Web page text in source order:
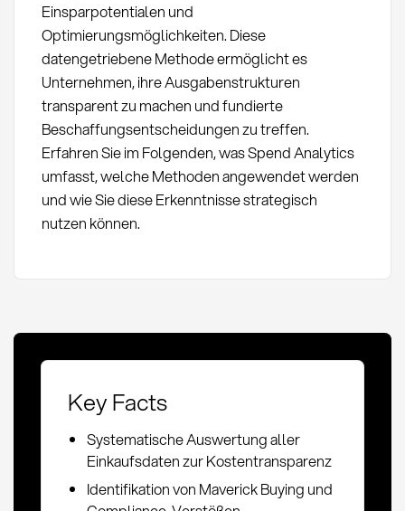
Einsparpotentialen und
Optimierungsmöglichkeiten. Diese
datengetriebene Methode ermöglicht es
Unternehmen, ihre Ausgabenstrukturen
transparent zu machen und fundierte
Beschaffungsentscheidungen zu treffen.
Erfahren Sie im Folgenden, was Spend Analytics
umfasst, welche Methoden angewendet werden
und wie Sie diese Erkenntnisse strategisch
nutzen können.
Key Facts
Systematische Auswertung aller
Einkaufsdaten zur Kostentransparenz
Identifikation von Maverick Buying und